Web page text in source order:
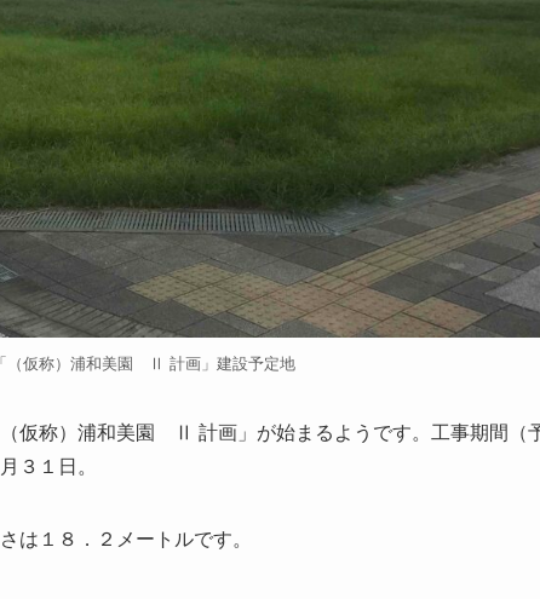
「（仮称）浦和美園 Ⅱ 計画」建設予定地
仮称）浦和美園 Ⅱ 計画」が始まるようです。工事期間（
３１日。
は１８．２メートルです。